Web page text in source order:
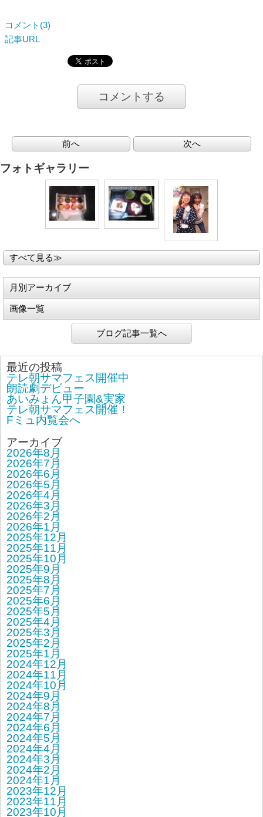
コメント(3)
記事URL
コメントする
前へ 次へ
フォトギャラリー
すべて見る≫
月別アーカイブ
画像一覧
ブログ記事一覧へ
最近の投稿
テレ朝サマフェス開催中
朗読劇デビュー
あいみょん甲子園&実家
テレ朝サマフェス開催！
Fミュ内覧会へ
アーカイブ
2026年8月
2026年7月
2026年6月
2026年5月
2026年4月
2026年3月
2026年2月
2026年1月
2025年12月
2025年11月
2025年10月
2025年9月
2025年8月
2025年7月
2025年6月
2025年5月
2025年4月
2025年3月
2025年2月
2025年1月
2024年12月
2024年11月
2024年10月
2024年9月
2024年8月
2024年7月
2024年6月
2024年5月
2024年4月
2024年3月
2024年2月
2024年1月
2023年12月
2023年11月
2023年10月